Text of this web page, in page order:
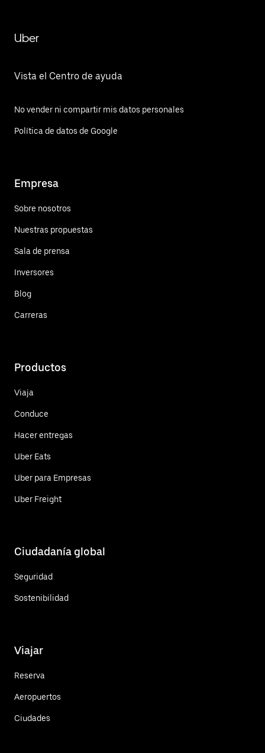
Uber
Vista el Centro de ayuda
No vender ni compartir mis datos personales
Política de datos de Google
Empresa
Sobre nosotros
Nuestras propuestas
Sala de prensa
Inversores
Blog
Carreras
Productos
Viaja
Conduce
Hacer entregas
Uber Eats
Uber para Empresas
Uber Freight
Ciudadanía global
Seguridad
Sostenibilidad
Viajar
Reserva
Aeropuertos
Ciudades